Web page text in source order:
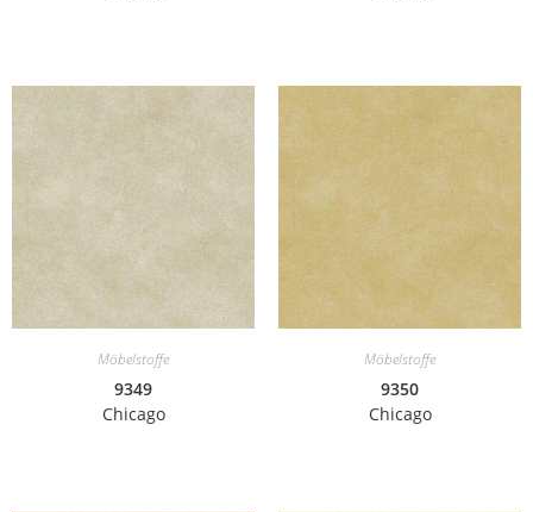
Möbelstoffe
9349
Chicago
Möbelstoffe
9350
Chicago